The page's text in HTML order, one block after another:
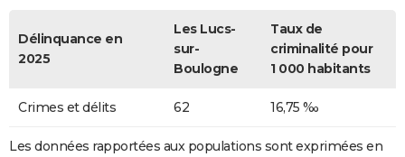
Délinquance en
2025
Les Lucs-
sur-
Boulogne
Taux de
criminalité pour
1 000 habitants
Crimes et délits 62 16,75 ‰
Les données rapportées aux populations sont exprimées en